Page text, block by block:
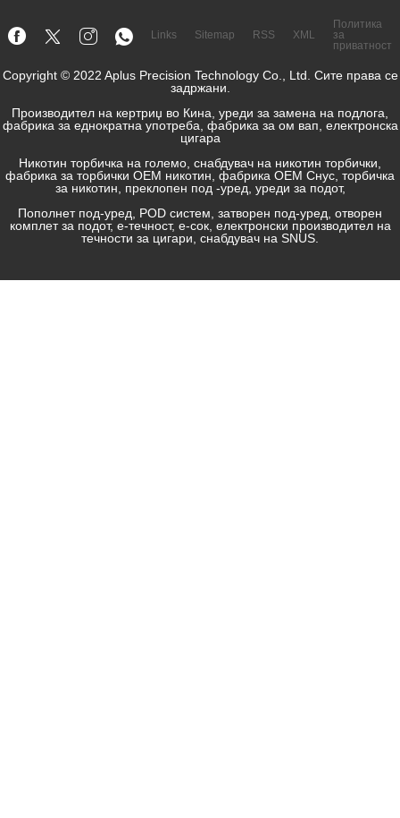
Links Sitemap RSS XML
Политика
за
приватност
Copyright © 2022 Aplus Precision Technology Co., Ltd. Сите права се
задржани.
Производител на кертриџ во Кина, уреди за замена на подлога,
фабрика за еднократна употреба, фабрика за ом вап, електронска
цигара
Никотин торбичка на големо, снабдувач на никотин торбички,
фабрика за торбички OEM никотин, фабрика ОЕМ Снус, торбичка
за никотин, преклопен под -уред, уреди за подот,
Пополнет под-уред, POD систем, затворен под-уред, отворен
комплет за подот, е-течност, е-сок, електронски производител на
течности за цигари, снабдувач на SNUS.